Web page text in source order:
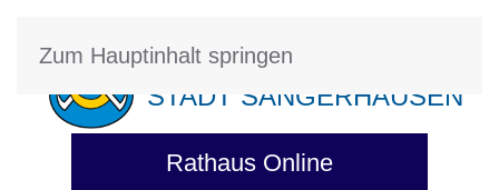
Zum Hauptinhalt springen
STADT SANGERHAUSEN
Rathaus Online